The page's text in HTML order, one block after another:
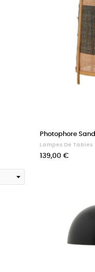
Photophore
Lampes De Tables
Prix
139,00 €